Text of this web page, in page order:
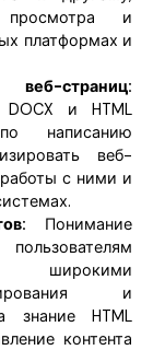
просмотра и
платформах и
веб-страниц:
и HTML
написанию
веб-
с ними и
Понимание
широкими
и
знание HTML
контента